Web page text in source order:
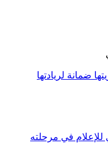
ضمانة لريادتها
للإعلام في مرحلته